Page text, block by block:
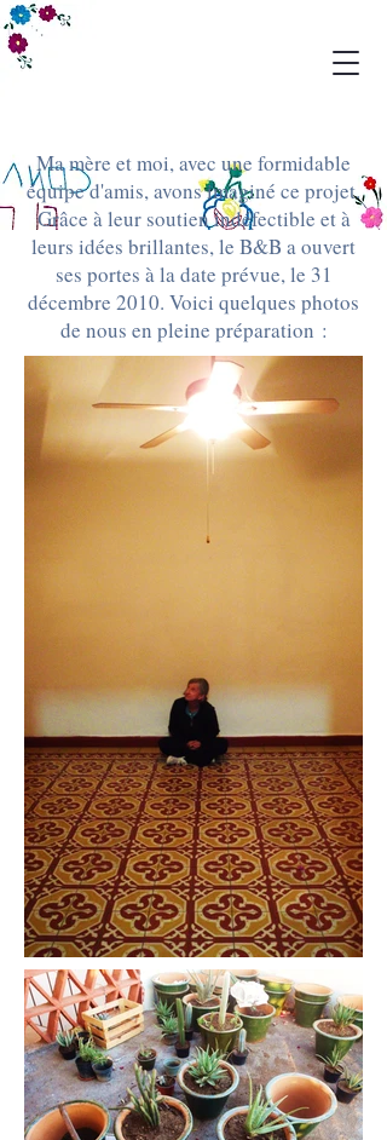
Ma mère et moi, avec une formidable
équipe d'amis, avons imaginé ce projet.
Grâce à leur soutien indéfectible et à
leurs idées brillantes, le B&B a ouvert
ses portes à la date prévue, le 31
décembre 2010. Voici quelques photos
de nous en pleine préparation :